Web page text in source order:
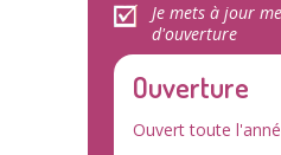
Je mets à jour
d'ouverture
Ouverture
Ouvert toute